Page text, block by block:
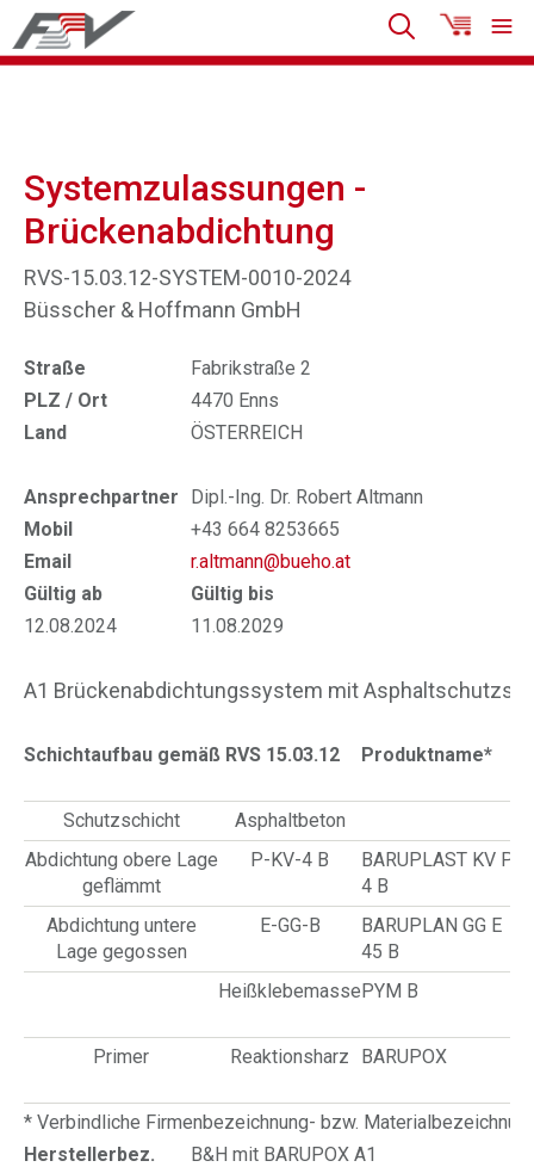
Systemzulassungen -
Brückenabdichtung
RVS-15.03.12-SYSTEM-0010-2024
Büsscher & Hoffmann GmbH
Straße
Fabrikstraße 2
PLZ / Ort
4470 Enns
Land
ÖSTERREICH
Ansprechpartner
Dipl.-Ing. Dr. Robert Altmann
Mobil
+43 664 8253665
Email
r.altmann@bueho.at
Gültig ab
Gültig bis
12.08.2024
11.08.2029
A1 Brückenabdichtungssystem mit
Schichtaufbau gemäß RVS 15.03.12 Produktname*
Schutzschicht
Asphaltbeton
Abdichtung obere Lage
geflämmt
P-KV-4 B
BARUPLAST KV PL
4 B
Abdichtung untere
Lage gegossen
E-GG-B
BARUPLAN GG E
45 B
HeißklebemassePYM B
Primer Reaktionsharz BARUPOX
* Verbindliche Firmenbezeichnung- bzw.
Herstellerbez.
B&H mit BARUPOX A1